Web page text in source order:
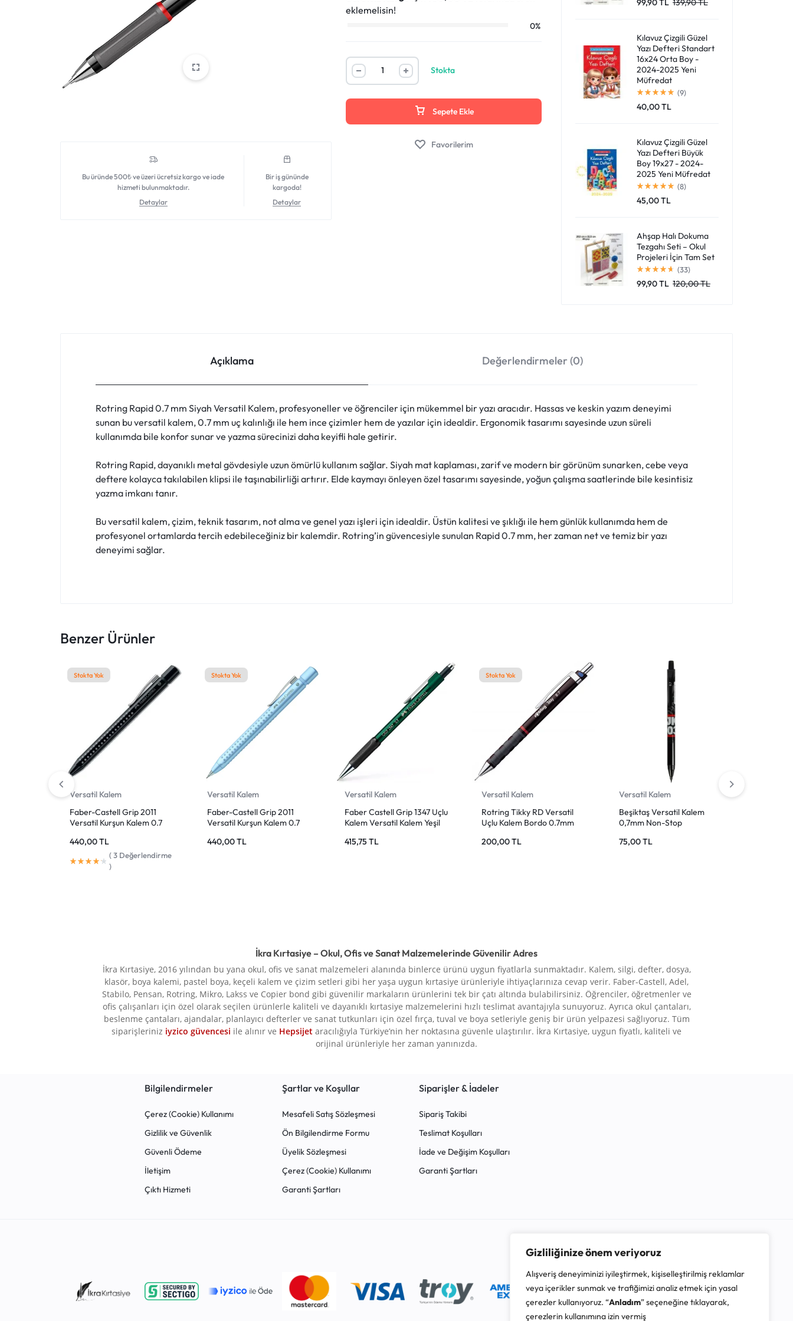
Gizliliğinize önem veriyoruz
Alışveriş deneyiminizi iyileştirmek, kişiselleştirilmiş reklamlar
veya içerikler sunmak ve trafiğimizi analiz etmek için yasal
çerezler kullanıyoruz. “Anladım” seçeneğine tıklayarak,
çerezlerin kullanımına izin vermiş
FAZLASI
IÇIN
TEK
ÜRÜN
YELPAZESI
ŞEYI
BULABILECEĞINIZ
ONLINE
ALIŞVERIŞ
PLATFORMU.
HEMEN
KEŞFEDIN!
Bu üründe 500₺ ve üzeri ücretsiz kargo ve iade
hizmeti bulunmaktadır.
Detaylar
Bir iş gününde
kargoda!
Detaylar
eklemelisin!
0%
Stokta
Sepete Ekle
Favorilerim
99,90TL 139,90TL
Kılavuz Çizgili Güzel
Yazı Defteri Standart
16x24 Orta Boy -
2024-2025 Yeni
Müfredat
(9)
40,00TL
Kılavuz Çizgili Güzel
Yazı Defteri Büyük
Boy 19x27 - 2024-
2025 Yeni Müfredat
(8)
45,00TL
Ahşap Halı Dokuma
Tezgahı Seti – Okul
Projeleri İçin Tam Set
(33)
99,90TL 120,00TL
Açıklama Değerlendirmeler (0)
Rotring Rapid 0.7 mm Siyah Versatil Kalem, profesyoneller ve öğrenciler için mükemmel bir yazı aracıdır. Hassas ve keskin yazım deneyimi
sunan bu versatil kalem, 0.7 mm uç kalınlığı ile hem ince çizimler hem de yazılar için idealdir. Ergonomik tasarımı sayesinde uzun süreli
kullanımda bile konfor sunar ve yazma sürecinizi daha keyifli hale getirir.
Rotring Rapid, dayanıklı metal gövdesiyle uzun ömürlü kullanım sağlar. Siyah mat kaplaması, zarif ve modern bir görünüm sunarken, cebe veya
deftere kolayca takılabilen klipsi ile taşınabilirliği artırır. Elde kaymayı önleyen özel tasarımı sayesinde, yoğun çalışma saatlerinde bile kesintisiz
yazma imkanı tanır.
Bu versatil kalem, çizim, teknik tasarım, not alma ve genel yazı işleri için idealdir. Üstün kalitesi ve şıklığı ile hem günlük kullanımda hem de
profesyonel ortamlarda tercih edebileceğiniz bir kalemdir. Rotring’in güvencesiyle sunulan Rapid 0.7 mm, her zaman net ve temiz bir yazı
deneyimi sağlar.
Benzer Ürünler
Stokta Yok
Versatil Kalem
Faber-Castell Grip 2011
Versatil Kurşun Kalem 0.7
440,00TL
(3 Değerlendirme
)
Stokta Yok
Versatil Kalem
Faber-Castell Grip 2011
Versatil Kurşun Kalem 0.7
440,00TL
Versatil Kalem
Faber Castell Grip 1347 Uçlu
Kalem Versatil Kalem Yeşil
415,75 TL
Stokta Yok
Versatil Kalem
Rotring Tikky RD Versatil
Uçlu Kalem Bordo 0.7mm
200,00TL
Versatil Kalem
Beşiktaş Versatil Kalem
0,7mm Non-Stop
75,00TL
İkra Kırtasiye – Okul, Ofis ve Sanat Malzemelerinde Güvenilir Adres
İkra Kırtasiye, 2016 yılından bu yana okul, ofis ve sanat malzemeleri alanında binlerce ürünü uygun fiyatlarla sunmaktadır. Kalem, silgi, defter, dosya,
klasör, boya kalemi, pastel boya, keçeli kalem ve çizim setleri gibi her yaşa uygun kırtasiye ürünleriyle ihtiyaçlarınıza cevap verir. Faber-Castell, Adel,
Stabilo, Pensan, Rotring, Mikro, Lakss ve Copier bond gibi güvenilir markaların ürünlerini tek bir çatı altında bulabilirsiniz. Öğrenciler, öğretmenler ve
ofis çalışanları için özel olarak seçilen ürünlerle kaliteli ve dayanıklı kırtasiye malzemelerini hızlı teslimat avantajıyla sunuyoruz. Ayrıca okul çantaları,
beslenme çantaları, ajandalar, planlayıcı defterler ve sanat tutkunları için özel fırça, tuval ve boya setleriyle geniş bir ürün yelpazesi sağlıyoruz. Tüm
siparişleriniz iyzico güvencesi ile alınır ve Hepsijet aracılığıyla Türkiye’nin her noktasına güvenle ulaştırılır. İkra Kırtasiye, uygun fiyatlı, kaliteli ve
orijinal ürünleriyle her zaman yanınızda.
Bilgilendirmeler
Çerez (Cookie) Kullanımı
Gizlilik ve Güvenlik
Güvenli Ödeme
İletişim
Çıktı Hizmeti
Şartlar ve Koşullar
Mesafeli Satış Sözleşmesi
Ön Bilgilendirme Formu
Üyelik Sözleşmesi
Çerez (Cookie) Kullanımı
Garanti Şartları
Siparişler & İadeler
Sipariş Takibi
Teslimat Koşulları
İade ve Değişim Koşulları
Garanti Şartları